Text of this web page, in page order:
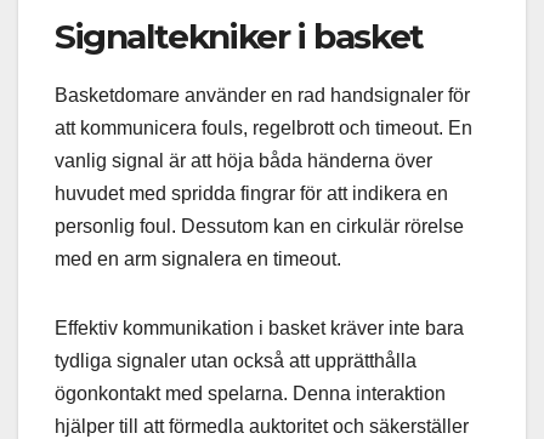
Signaltekniker i basket
Basketdomare använder en rad handsignaler för
att kommunicera fouls, regelbrott och timeout. En
vanlig signal är att höja båda händerna över
huvudet med spridda fingrar för att indikera en
personlig foul. Dessutom kan en cirkulär rörelse
med en arm signalera en timeout.
Effektiv kommunikation i basket kräver inte bara
tydliga signaler utan också att upprätthålla
ögonkontakt med spelarna. Denna interaktion
hjälper till att förmedla auktoritet och säkerställer